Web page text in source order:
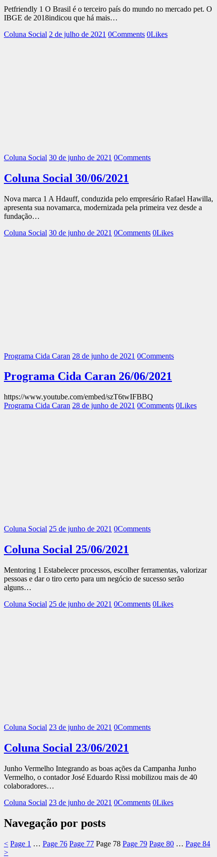
Petfriendly 1 O Brasil é o terceiro país do mundo no mercado pet. O
IBGE de 2018indicou que há mais…
Coluna Social 2 de julho de 2021 0Comments 0Likes
Coluna Social 30 de junho de 2021 0Comments
Coluna Social 30/06/2021
Nova marca 1 A Hdauff, conduzida pelo empresário Rafael Hawilla,
apresenta sua novamarca, modernizada pela primeira vez desde a
fundação…
Coluna Social 30 de junho de 2021 0Comments 0Likes
Programa Cida Caran 28 de junho de 2021 0Comments
Programa Cida Caran 26/06/2021
https://www.youtube.com/embed/szT6twIFBBQ
Programa Cida Caran 28 de junho de 2021 0Comments 0Likes
Coluna Social 25 de junho de 2021 0Comments
Coluna Social 25/06/2021
Mentoring 1 Estabelecer processos, escolher ferramentas, valorizar
pessoas e dar o tiro certo para um negócio de sucesso serão
alguns…
Coluna Social 25 de junho de 2021 0Comments 0Likes
Coluna Social 23 de junho de 2021 0Comments
Coluna Social 23/06/2021
Junho Vermelho Integrando as boas ações da Campanha Junho
Vermelho, o contador José Eduardo Rissi mobilizou mais de 40
colaboradores…
Coluna Social 23 de junho de 2021 0Comments 0Likes
Navegação por posts
< Page 1 … Page 76 Page 77 Page 78 Page 79 Page 80 … Page 84
>